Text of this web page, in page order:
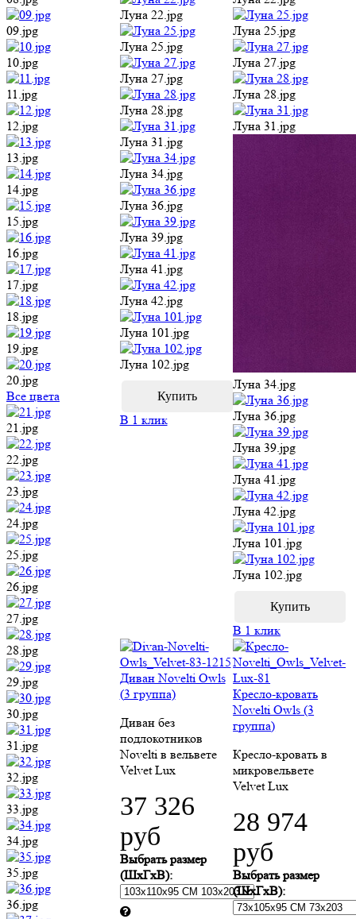
09.jpg
10.jpg
11.jpg
12.jpg
13.jpg
14.jpg
15.jpg
16.jpg
17.jpg
18.jpg
19.jpg
20.jpg
Все цвета
21.jpg
22.jpg
23.jpg
24.jpg
25.jpg
26.jpg
27.jpg
28.jpg
29.jpg
30.jpg
31.jpg
32.jpg
33.jpg
34.jpg
35.jpg
36.jpg
Луна 22.jpg
Луна 25.jpg
Луна 27.jpg
Луна 28.jpg
Луна 31.jpg
Луна 34.jpg
Луна 36.jpg
Луна 39.jpg
Луна 41.jpg
Луна 42.jpg
Луна 101.jpg
Луна 102.jpg
В 1 клик
Луна 25.jpg
Луна 27.jpg
Луна 28.jpg
Луна 31.jpg
Луна 34.jpg
Луна 36.jpg
Луна 39.jpg
Луна 41.jpg
Луна 42.jpg
Луна 101.jpg
Луна 102.jpg
В 1 клик
Диван Novelti Owls
(3 группа)
Диван без
подлокотников
Novelti в вельвете
Velvet Lux
37 326
руб
Выбрать размер
(ШхГхВ):
Кресло-кровать
Novelti Owls (3
группа)
Кресло-кровать в
микровельвете
Velvet Lux
28 974
руб
Выбрать размер
(ШхГхВ):